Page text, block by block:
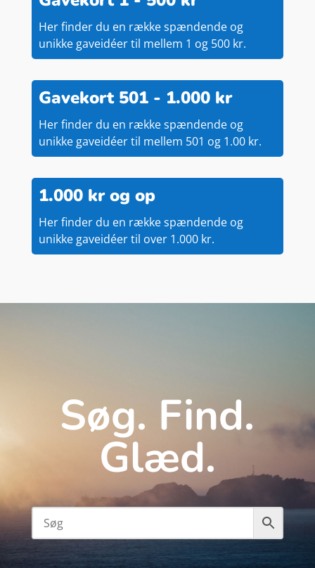
Her finder du en række spændende og
unikke gaveidéer til mellem 1 og 500 kr.
Gavekort 501 - 1.000 kr
Her finder du en række spændende og
unikke gaveidéer til mellem 501 og 1.00 kr.
1.000 kr og op
Her finder du en række spændende og
unikke gaveidéer til over 1.000 kr.
Søg. Find.
Glæd.